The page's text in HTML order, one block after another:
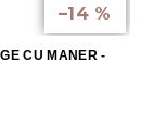
–14 %
CU MANER -